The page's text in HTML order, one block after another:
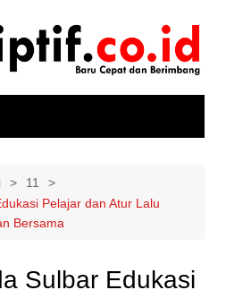
11
Pelajar dan Atur Lalu
Bersama
Sulbar Edukasi